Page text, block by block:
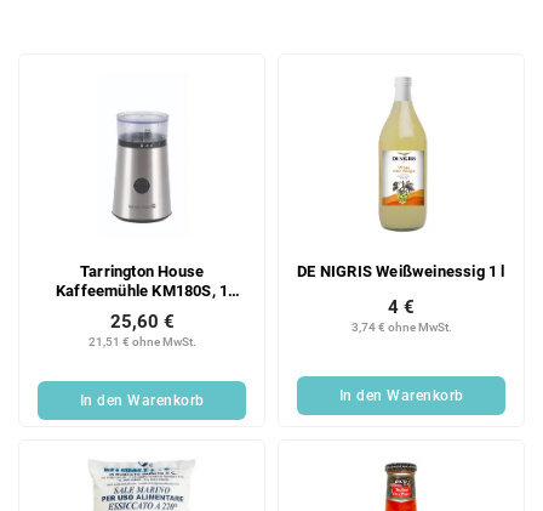
Tarrington House
Kaffeemühle KM180S, 1
Stück
21,51 € ohne MwSt.
25,60 €
In den Warenkorb
DE NIGRIS Weißweinessig 1 l
3,74 € ohne MwSt.
4 €
In den Warenkorb